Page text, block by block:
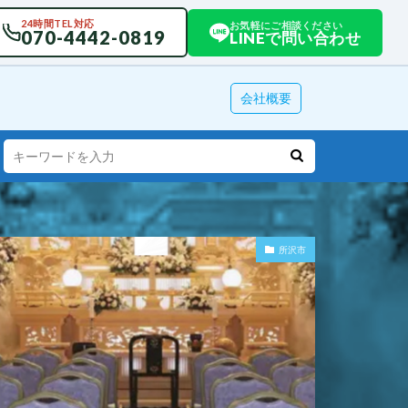
24時間TEL対応
070-4442-0819
お気軽にご相談ください
LINEで問い合わせ
会社概要
所沢市